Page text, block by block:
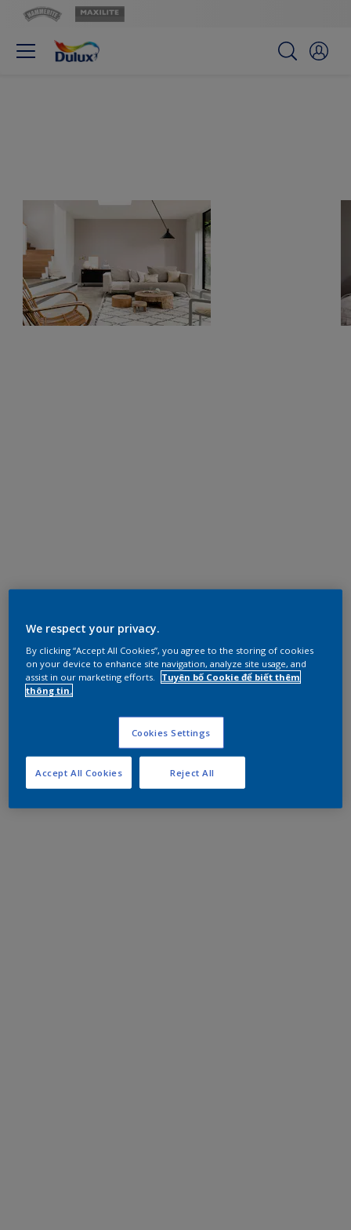
We respect your privacy.
By clicking “Accept All Cookies”, you agree to the storing of cookies
on your device to enhance site navigation, analyze site usage, and
assist in our marketing efforts.
Tuyên bố Cookie để biết thêm
thông tin.
Cookies Settings
Reject All
Accept All Cookies